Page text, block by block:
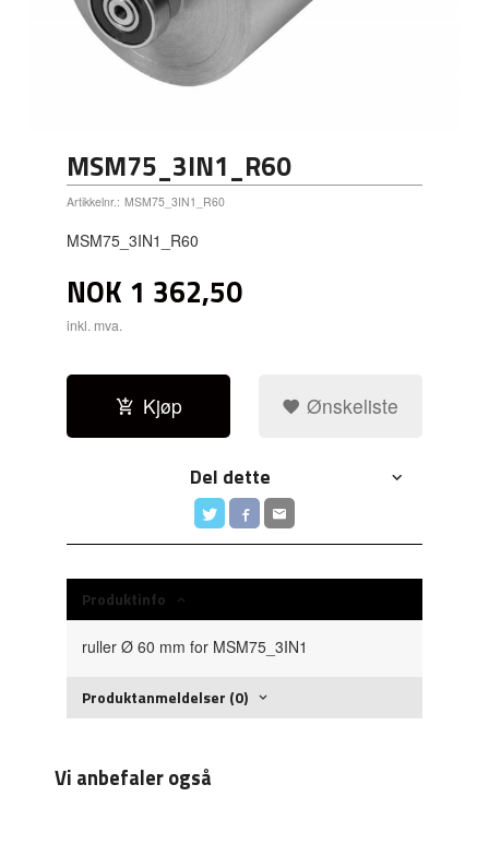
MSM75_3IN1_R60
Artikkelnr.: MSM75_3IN1_R60
MSM75_3IN1_R60
NOK 1 362,50
inkl. mva.
Kjøp Ønskeliste
Del dette
Produktinfo
ruller Ø 60 mm for MSM75_3IN1
Produktanmeldelser (0)
Vi anbefaler også